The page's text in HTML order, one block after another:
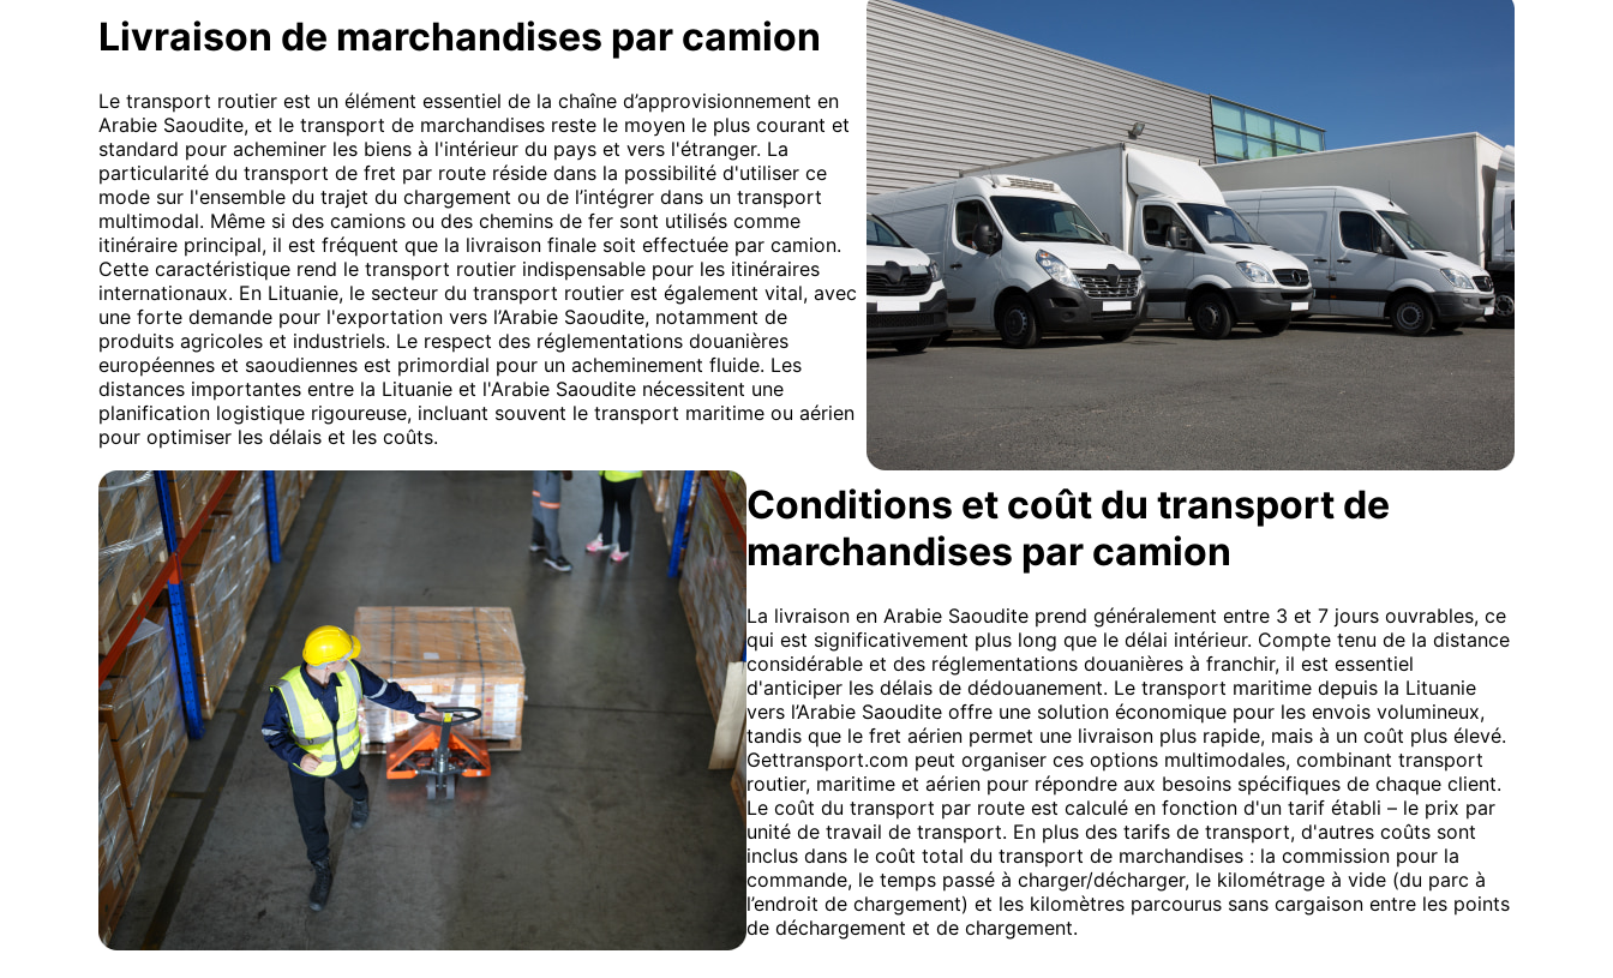
Livraison de marchandises par camion
Le transport routier est un élément essentiel de la chaîne d’approvisionnement en
Arabie Saoudite, et le transport de marchandises reste le moyen le plus courant et
standard pour acheminer les biens à l'intérieur du pays et vers l'étranger. La
particularité du transport de fret par route réside dans la possibilité d'utiliser ce
mode sur l'ensemble du trajet du chargement ou de l’intégrer dans un transport
multimodal. Même si des camions ou des chemins de fer sont utilisés comme
itinéraire principal, il est fréquent que la livraison finale soit effectuée par camion.
Cette caractéristique rend le transport routier indispensable pour les itinéraires
internationaux. En Lituanie, le secteur du transport routier est également vital, avec
une forte demande pour l'exportation vers l’Arabie Saoudite, notamment de
produits agricoles et industriels. Le respect des réglementations douanières
européennes et saoudiennes est primordial pour un acheminement fluide. Les
distances importantes entre la Lituanie et l'Arabie Saoudite nécessitent une
planification logistique rigoureuse, incluant souvent le transport maritime ou aérien
pour optimiser les délais et les coûts.
Conditions et coût du transport de
marchandises par camion
La livraison en Arabie Saoudite prend généralement entre 3 et 7 jours ouvrables, ce
qui est significativement plus long que le délai intérieur. Compte tenu de la distance
considérable et des réglementations douanières à franchir, il est essentiel
d'anticiper les délais de dédouanement. Le transport maritime depuis la Lituanie
vers l’Arabie Saoudite offre une solution économique pour les envois volumineux,
tandis que le fret aérien permet une livraison plus rapide, mais à un coût plus élevé.
Gettransport.com peut organiser ces options multimodales, combinant transport
routier, maritime et aérien pour répondre aux besoins spécifiques de chaque client.
Le coût du transport par route est calculé en fonction d'un tarif établi – le prix par
unité de travail de transport. En plus des tarifs de transport, d'autres coûts sont
inclus dans le coût total du transport de marchandises : la commission pour la
commande, le temps passé à charger/décharger, le kilométrage à vide (du parc à
l’endroit de chargement) et les kilomètres parcourus sans cargaison entre les points
de déchargement et de chargement.